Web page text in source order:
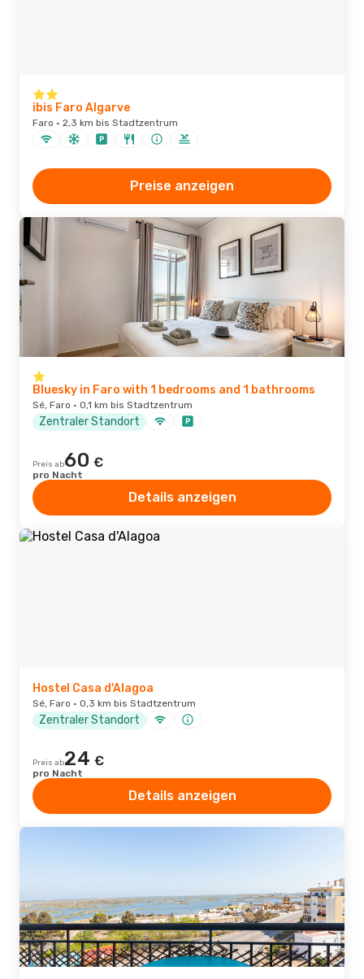
ibis Faro Algarve
Faro · 2,3 km bis Stadtzentrum
Preise anzeigen
Bluesky in Faro with 1 bedrooms and 1 bathrooms
Sé, Faro · 0,1 km bis Stadtzentrum
Zentraler Standort
Preis ab60 €
pro Nacht
Details anzeigen
Hostel Casa d'Alagoa
Sé, Faro · 0,3 km bis Stadtzentrum
Zentraler Standort
Preis ab24 €
pro Nacht
Details anzeigen